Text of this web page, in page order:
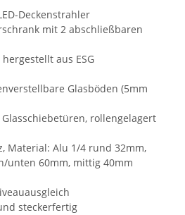
Deckenstrahler
mit 2 abschließbaren
aus ESG
Glasböden (5mm
rollengelagert
Material: Alu 1/4 rund 32mm,
unten 60mm, mittig 40mm
steckerfertig